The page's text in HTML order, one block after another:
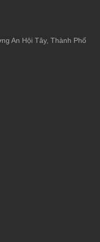
An Hội Tây, Thành Phố